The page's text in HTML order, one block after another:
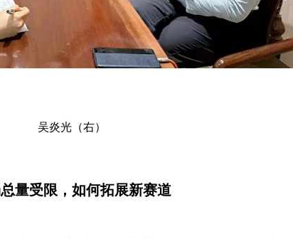
吴炎光（右）
量受限，如何拓展新赛道